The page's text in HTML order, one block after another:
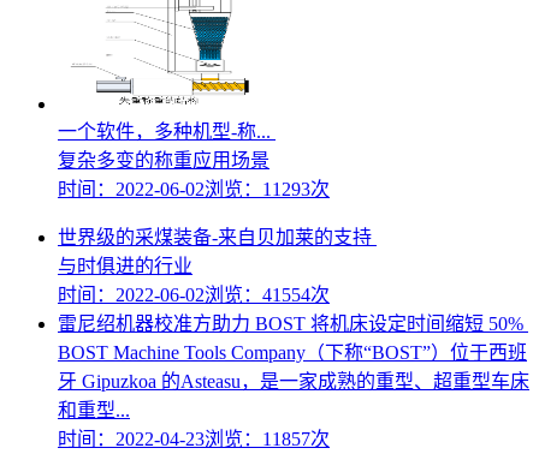
一个软件，多种机型-称...
复杂多变的称重应用场景
时间：2022-06-02浏览：11293次
世界级的采煤装备-来自贝加莱的支持
与时俱进的行业
时间：2022-06-02浏览：41554次
雷尼绍机器校准方助力 BOST 将机床设定时间缩短 50%
BOST Machine Tools Company（下称“BOST”）位于西班
牙 Gipuzkoa 的Asteasu，是一家成熟的重型、超重型车床
和重型...
时间：2022-04-23浏览：11857次